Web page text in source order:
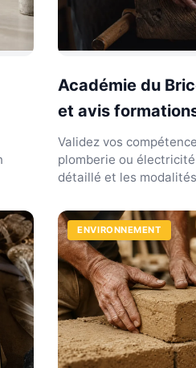
Académie du
et avis
Validez vos
plomberie ou
détaillé et les
ENVIRONNEMENT